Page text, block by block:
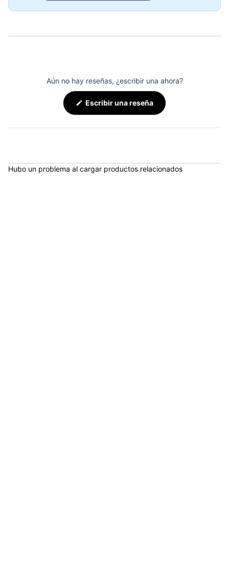
Aún no hay reseñas, ¿escribir una ahora?
Escribir una reseña(Se
abre
en
nueva
Hubo un problema al cargar productos relacionados